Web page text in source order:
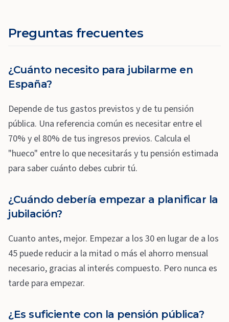
Preguntas frecuentes
¿Cuánto necesito para jubilarme en
España?
Depende de tus gastos previstos y de tu pensión
pública. Una referencia común es necesitar entre el
70% y el 80% de tus ingresos previos. Calcula el
"hueco" entre lo que necesitarás y tu pensión estimada
para saber cuánto debes cubrir tú.
¿Cuándo debería empezar a planificar la
jubilación?
Cuanto antes, mejor. Empezar a los 30 en lugar de a los
45 puede reducir a la mitad o más el ahorro mensual
necesario, gracias al interés compuesto. Pero nunca es
tarde para empezar.
¿Es suficiente con la pensión pública?